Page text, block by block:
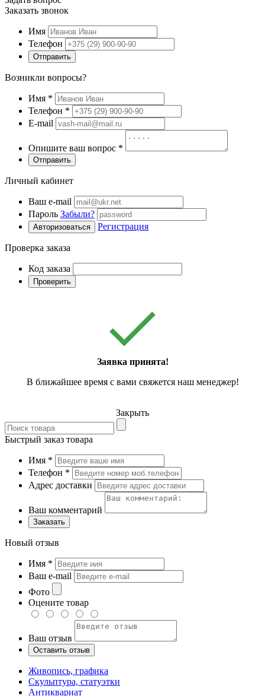
Заказать звонок
Имя
Телефон
Отправить
Возникли вопросы?
Имя *
Телефон *
E-mail
Опишите ваш вопрос *
Отправить
Личный кабинет
Ваш e-mail
Пароль Забыли?
Авторизоваться Регистрация
Проверка заказа
Код заказа
Проверить
Заявка принята!
В ближайшее время с вами свяжется наш менеджер!
Закрыть
Быстрый заказ товара
Имя *
Телефон *
Адрес доставки
Ваш комментарий
Заказать
Новый отзыв
Имя *
Ваш e-mail
Фото
Оцените товар
Ваш отзыв
Живопись, графика
Скульптура, статуэтки
Антиквариат